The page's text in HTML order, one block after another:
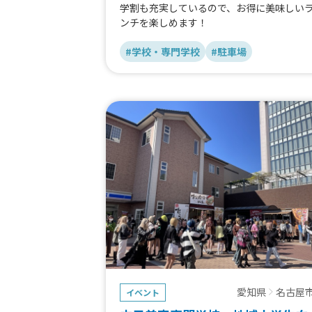
学割も充実しているので、お得に美味しい
ンチを楽しめます！
#学校・専門学校 #駐車場
イベント 愛知県 名古屋